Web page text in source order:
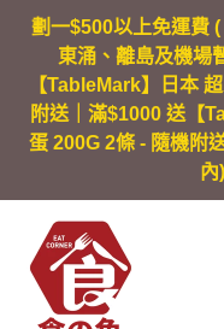
劃一$500以上免運費
東涌、離島及機場
【TableMark】日本
附送｜滿$1000 送【
蛋 200G 2條 - 隨機附
內